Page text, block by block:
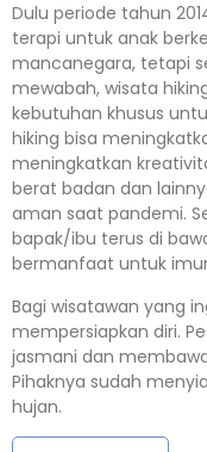
Dulu periode tahun
terapi untuk anak
mancanegara, tetapi
mewabah, wisata
kebutuhan khusus
hiking bisa
meningkatkan
berat badan dan
aman saat pandemi.
bapak/ibu terus di
bermanfaat untuk
Bagi wisatawan yang
mempersiapkan diri.
jasmani dan
Pihaknya sudah
hujan.